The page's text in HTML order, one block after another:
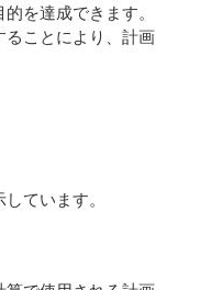
を達成できます。
ことにより、計画
ています。